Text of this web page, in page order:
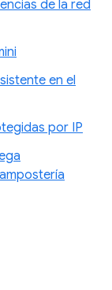
de la red
en el
por IP